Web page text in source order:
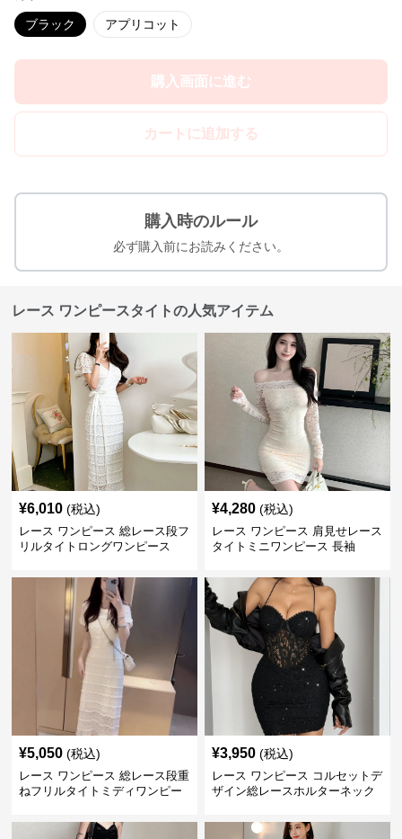
ブラック アプリコット
購入画面に進む
カートに追加する
購入時のルール
必ず購入前にお読みください。
レース ワンピースタイトの人気アイテム
¥6,010 (税込)
レース ワンピース 総レース段フ
リルタイトロングワンピース
¥4,280 (税込)
レース ワンピース 肩見せレース
タイトミニワンピース 長袖
¥5,050 (税込)
レース ワンピース 総レース段重
ねフリルタイトミディワンピー
¥3,950 (税込)
レース ワンピース コルセットデ
ザイン総レースホルターネック